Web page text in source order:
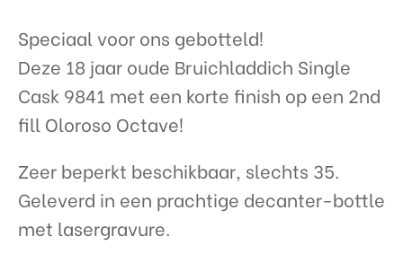
Speciaal voor ons gebotteld!
Deze 18 jaar oude Bruichladdich Single
Cask 9841 met een korte finish op een 2nd
fill Oloroso Octave!
Zeer beperkt beschikbaar, slechts 35.
Geleverd in een prachtige decanter-bottle
met lasergravure.